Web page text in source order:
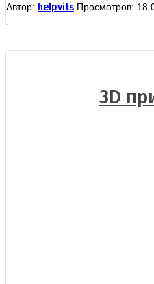
Автор: helpvits Просмотров: 18
3D